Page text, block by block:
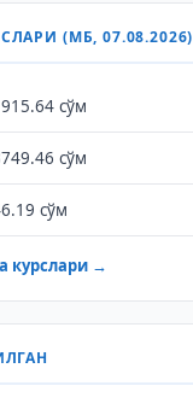
(МБ, 07.08.2026)
сўм
сўм
сўм
курслари →